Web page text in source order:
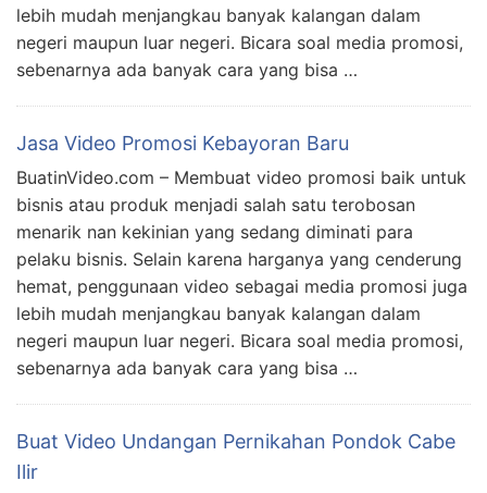
lebih mudah menjangkau banyak kalangan dalam
negeri maupun luar negeri. Bicara soal media promosi,
sebenarnya ada banyak cara yang bisa …
Jasa Video Promosi Kebayoran Baru
BuatinVideo.com – Membuat video promosi baik untuk
bisnis atau produk menjadi salah satu terobosan
menarik nan kekinian yang sedang diminati para
pelaku bisnis. Selain karena harganya yang cenderung
hemat, penggunaan video sebagai media promosi juga
lebih mudah menjangkau banyak kalangan dalam
negeri maupun luar negeri. Bicara soal media promosi,
sebenarnya ada banyak cara yang bisa …
Buat Video Undangan Pernikahan Pondok Cabe
Ilir